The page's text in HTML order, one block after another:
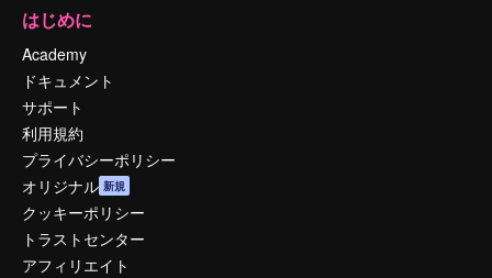
はじめに
Academy
ドキュメント
サポート
利用規約
プライバシーポリシー
オリジナル 新規
クッキーポリシー
トラストセンター
アフィリエイト